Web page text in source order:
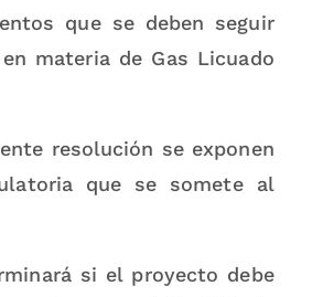
que se deben seguir
materia de Gas Licuado
resolución se exponen
que se somete al
si el proyecto debe